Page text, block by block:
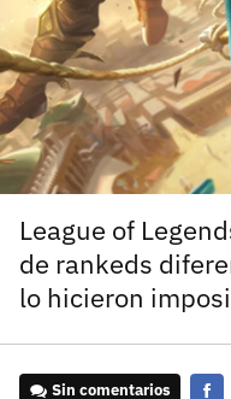
League of
de rankeds
lo hicieron
Sin comentarios
El inicio de
disponible,
de